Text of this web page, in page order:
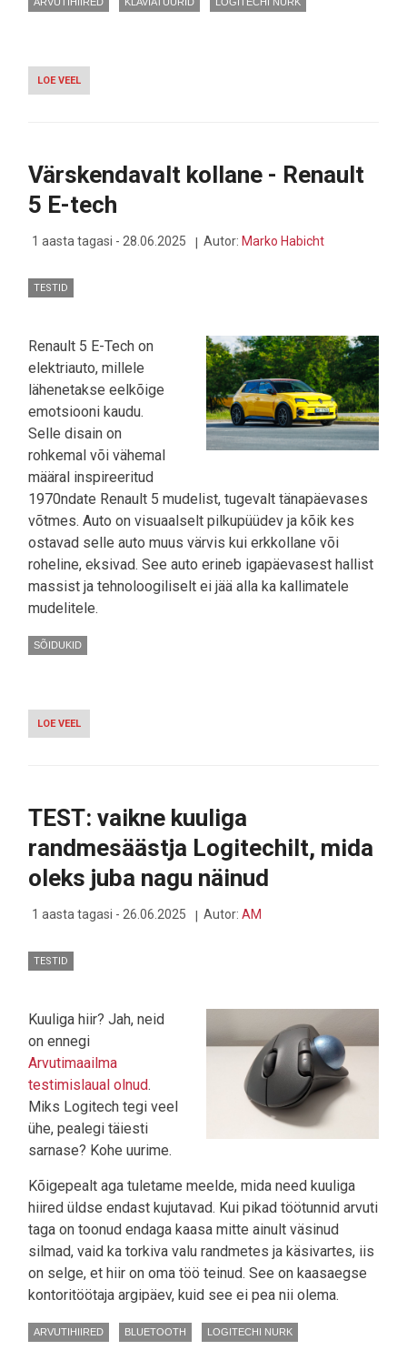
LOE VEEL
MK330
LAUAVARUSTUSE
LOGITECHILT:
PANEB
OSTMA?
Värskendavalt kollane - Renault
5 E-tech
1 aasta tagasi - 28.06.2025 Autor: Marko Habicht
TESTID
Renault 5 E-Tech on
elektriauto, millele
lähenetakse eelkõige
emotsiooni kaudu.
Selle disain on
rohkemal või vähemal
määral inspireeritud
1970ndate Renault 5 mudelist, tugevalt tänapäevases
võtmes. Auto on visuaalselt pilkupüüdev ja kõik kes
ostavad selle auto muus värvis kui erkkollane või
roheline, eksivad. See auto erineb igapäevasest hallist
massist ja tehnoloogiliselt ei jää alla ka kallimatele
mudelitele.
SÕIDUKID
LOE VEEL
VÄRSKENDAVALT
E-
TEST: vaikne kuuliga
randmesäästja Logitechilt, mida
oleks juba nagu näinud
1 aasta tagasi - 26.06.2025 Autor: AM
TESTID
Kuuliga hiir? Jah, neid
on ennegi
Arvutimaailma
testimislaual olnud.
Miks Logitech tegi veel
ühe, pealegi täiesti
sarnase? Kohe uurime.
Kõigepealt aga tuletame meelde, mida need kuuliga
hiired üldse endast kujutavad. Kui pikad töötunnid arvuti
taga on toonud endaga kaasa mitte ainult väsinud
silmad, vaid ka torkiva valu randmetes ja käsivartes, iis
on selge, et hiir on oma töö teinud. See on kaasaegse
kontoritöötaja argipäev, kuid see ei pea nii olema.
ARVUTIHIIRED BLUETOOTH LOGITECHI NURK